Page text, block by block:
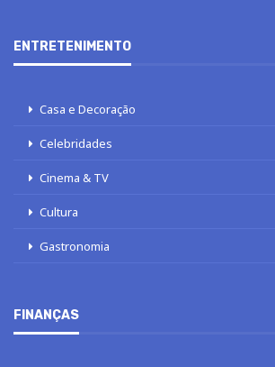
ENTRETENIMENTO
Casa e Decoração
Celebridades
Cinema & TV
Cultura
Gastronomia
FINANÇAS